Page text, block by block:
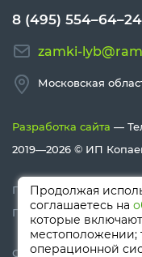
8 (495) 554–64–24
zamki-
Московская
Разработка сайта —
2019—2026 © ИП
Политика
Политика Cookies
Сайт носит
Продолжая
соглашаетесь на
которые
местоположении;
операционной